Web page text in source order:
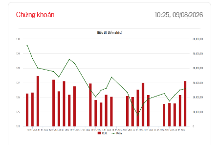
Chứng khoán 10:25, 09/08/2026